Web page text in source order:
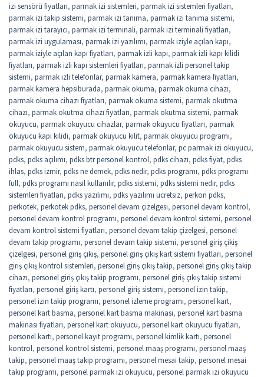
izi sensörü fiyatları, parmak izi sistemleri, parmak izi sistemleri fiyatları,
parmak izi takip sistemi, parmak izi tanıma, parmak izi tanıma sistemi,
parmak izi tarayıcı, parmak izi terminali, parmak izi terminali fiyatları,
parmak izi uygulaması, parmak izi yazılımı, parmak iziyle açılan kapı,
parmak iziyle açılan kapı fiyatları, parmak izli kapı, parmak izli kapı kilidi
fiyatları, parmak izli kapı sistemleri fiyatları, parmak izli personel takip
sistemi, parmak izli telefonlar, parmak kamera, parmak kamera fiyatları,
parmak kamera hepsiburada, parmak okuma, parmak okuma cihazı,
parmak okuma cihazı fiyatları, parmak okuma sistemi, parmak okutma
cihazı, parmak okutma cihazı fiyatları, parmak okutma sistemi, parmak
okuyucu, parmak okuyucu cihazlar, parmak okuyucu fiyatları, parmak
okuyucu kapı kilidi, parmak okuyucu kilit, parmak okuyucu programı,
parmak okuyucu sistem, parmak okuyucu telefonlar, pc parmak izi okuyucu,
pdks, pdks açılımı, pdks btr personel kontrol, pdks cihazı, pdks fiyat, pdks
ihlas, pdks izmir, pdks ne demek, pdks nedir, pdks programı, pdks programı
full, pdks programı nasıl kullanılır, pdks sistemi, pdks sistemi nedir, pdks
sistemleri fiyatları, pdks yazılımı, pdks yazılımı ücretsiz, perkon pdks,
perkotek, perkotek pdks, personel devam çizelgesi, personel devam kontrol,
personel devam kontrol programı, personel devam kontrol sistemi, personel
devam kontrol sistemi fiyatları, personel devam takip çizelgesi, personel
devam takip programı, personel devam takip sistemi, personel giriş çikiş
çizelgesi, personel giriş çıkış, personel giriş çıkış kart sistemi fiyatları, personel
giriş çıkış kontrol sistemleri, personel giriş çıkış takip, personel giriş çıkış takip
cihazı, personel giriş çıkış takip programı, personel giriş çıkış takip sistemi
fiyatları, personel giriş kartı, personel giriş sistemi, personel izin takip,
personel izin takip programı, personel izleme programı, personel kart,
personel kart basma, personel kart basma makinası, personel kart basma
makinası fiyatları, personel kart okuyucu, personel kart okuyucu fiyatları,
personel kartı, personel kayıt programı, personel kimlik kartı, personel
kontrol, personel kontrol sistemi, personel maaş programı, personel maaş
takip, personel maaş takip programı, personel mesai takip, personel mesai
takip programı, personel parmak izi okuyucu, personel parmak izi okuyucu